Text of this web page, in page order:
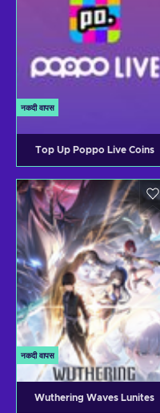
नकदी वापस
Top Up Poppo Live Coins
नकदी वापस
Wuthering Waves Lunites